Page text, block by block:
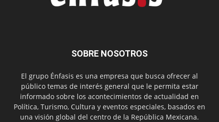
SOBRE NOSOTROS
El grupo Énfasis es una empresa que busca ofrecer al
público temas de interés general que le permita estar
informado sobre los acontecimientos de actualidad en
Política, Turismo, Cultura y eventos especiales, basados en
una visión global del centro de la República Mexicana.